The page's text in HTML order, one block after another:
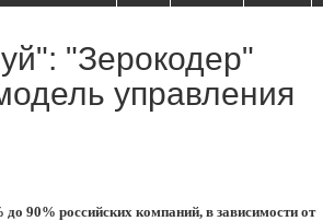
"Зерокодер"
управления
90% российских компаний, в зависимости от